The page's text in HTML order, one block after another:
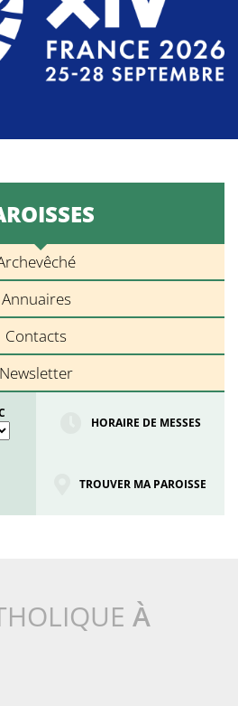
Annuaires
Contacts
Newsletter
HORAIRE DE MESSES
TROUVER MA PAROISSE
À